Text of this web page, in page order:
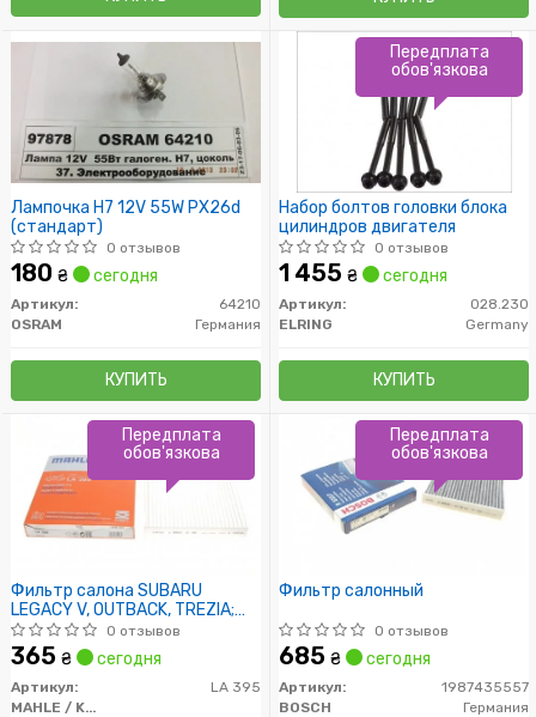
Лампочка H7 12V 55W PX26d
(стандарт)
0 отзывов
180 ₴ сегодня
Артикул:
64210
OSRAM
Германия
КУПИТЬ
Набор болтов головки блока
цилиндров двигателя
0 отзывов
1 455 ₴ сегодня
Артикул:
028.230
ELRING
Germany
КУПИТЬ
Передплата
обов'язкова
Фильтр салона SUBARU
LEGACY V, OUTBACK, TREZIA;
TOYOTA AURIS, AVENSIS
0 отзывов
365 ₴ сегодня
Артикул:
LA 395
MAHLE / KNECHT
Передплата
обов'язкова
Фильтр салонный
0 отзывов
685 ₴ сегодня
Артикул:
1987435557
BOSCH
Германия
Передплата
обов'язкова